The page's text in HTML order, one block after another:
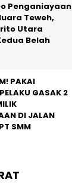
Penganiayaan
Teweh,
Utara
Belah
PAKAI
GASAK 2
DI JALAN
SMM